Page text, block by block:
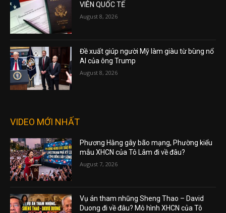
VIÊN QUỐC TẾ
August 8, 2026
Đề xuất giúp người Mỹ làm giàu từ bùng nổ
AI của ông Trump
August 8, 2026
VIDEO MỚI NHẤT
Phương Hằng gây bão mạng, Phường kiểu
mẫu XHCN của Tô Lâm đi về đâu?
August 7, 2026
Vụ án tham nhũng Sheng Thao – David
Duong đi về đâu? Mô hình XHCN của Tô